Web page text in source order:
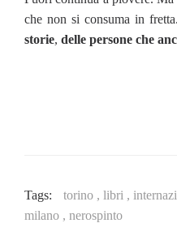
che non si consuma in fretta.
storie, delle persone che
Tags: torino , libri ,
milano , nerospinto